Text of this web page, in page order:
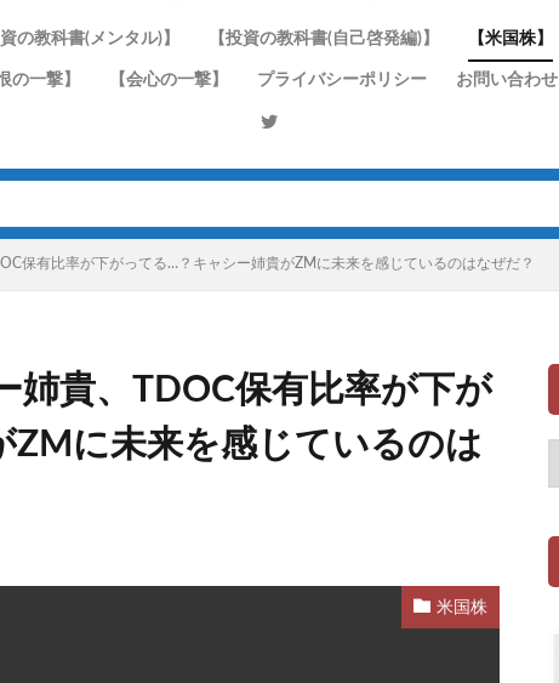
の教科書(メンタル)】 【投資の教科書(自己啓発編)】 【米国株】
の一撃】 【会心の一撃】 プライバシーポリシー お問い合わせ
保有比率が下がってる…？キャシー姉貴がZMに未来を感じているのはなぜだ？
姉貴、TDOC保有比率が下が
に未来を感じているのは
米国株